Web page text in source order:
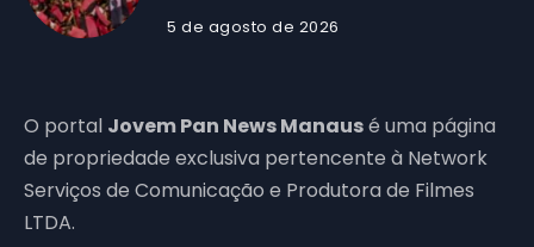
5 de agosto de 2026
O portal Jovem Pan News Manausé uma página
de propriedade exclusiva pertencente à Network
Serviços de Comunicação e Produtora de Filmes
LTDA.